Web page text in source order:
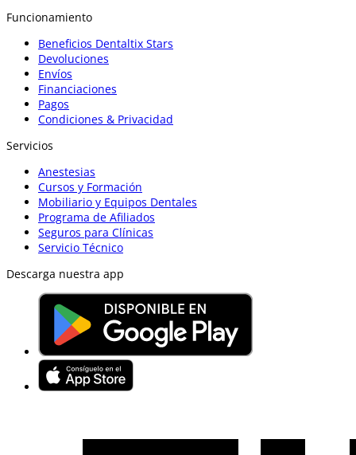
Funcionamiento
Beneficios Dentaltix Stars
Devoluciones
Envíos
Financiaciones
Pagos
Condiciones & Privacidad
Servicios
Anestesias
Cursos y Formación
Mobiliario y Equipos Dentales
Programa de Afiliados
Seguros para Clínicas
Servicio Técnico
Descarga nuestra app